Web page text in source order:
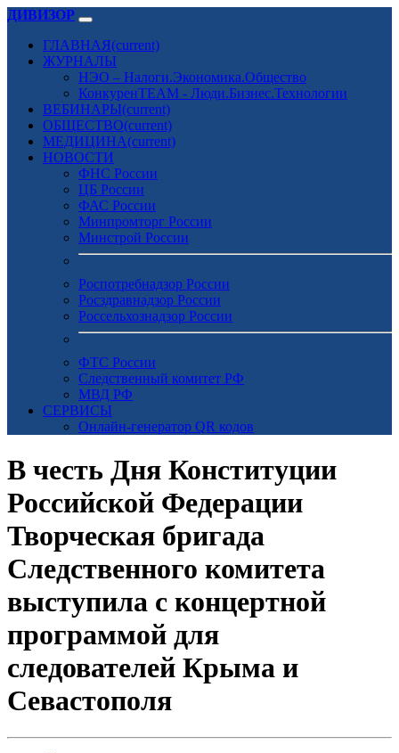
ДИВИЗОР
ГЛАВНАЯ(current)
ЖУРНАЛЫ
НЭО – Налоги.Экономика.Общество
КонкуренTEAM - Люди.Бизнес.Технологии
ВЕБИНАРЫ(current)
ОБЩЕСТВО(current)
МЕДИЦИНА(current)
НОВОСТИ
ФНС России
ЦБ России
ФАС России
Минпромторг России
Минстрой России
Роспотребнадзор России
Росздравнадзор России
Россельхознадзор России
ФТС России
Следственный комитет РФ
МВД РФ
СЕРВИСЫ
Онлайн-генератор QR кодов
В честь Дня Конституции
Российской Федерации
Творческая бригада
Следственного комитета
выступила с концертной
программой для
следователей Крыма и
Севастополя